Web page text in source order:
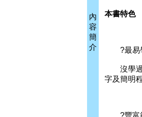
內
容
簡
介
本書特色
?最易
沒學過
字及簡明
?豐富